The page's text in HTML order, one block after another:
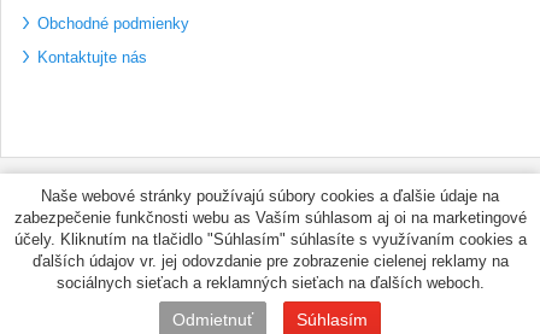
Obchodné podmienky
Kontaktujte nás
Bezpečné platební
metody
Využíváme zasílání
PPL
© PNEUMAX.SK 2026 by
Naše webové stránky používajú súbory cookies a ďalšie údaje na
zabezpečenie funkčnosti webu as Vaším súhlasom aj oi na marketingové
účely. Kliknutím na tlačidlo "Súhlasím" súhlasíte s využívaním cookies a
ďalších údajov vr. jej odovzdanie pre zobrazenie cielenej reklamy na
sociálnych sieťach a reklamných sieťach na ďalších weboch.
Odmietnuť Súhlasím